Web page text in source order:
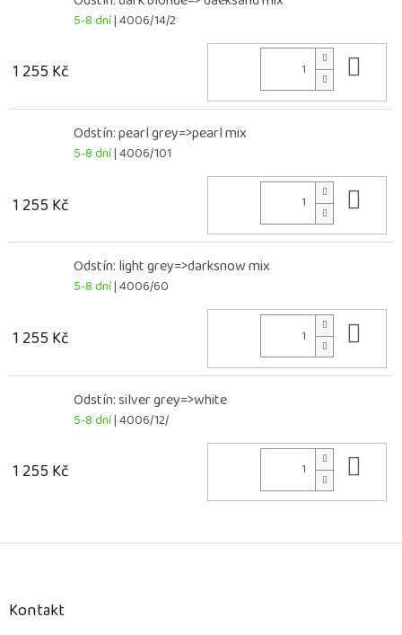
5-8 dní| 4006/14/2
1 255 Kč
Odstín: pearl grey=>pearl mix
5-8 dní| 4006/101
1 255 Kč
Odstín: light grey=>darksnow mix
5-8 dní| 4006/60
1 255 Kč
Odstín: silver grey=>white
5-8 dní| 4006/12/
1 255 Kč
Z
Kontakt